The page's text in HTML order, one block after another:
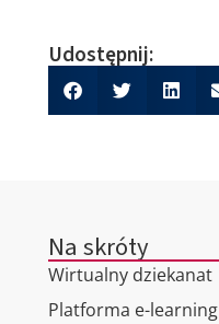
Udostępnij:
Na skróty
Wirtualny dziekanat
Platforma e-learning